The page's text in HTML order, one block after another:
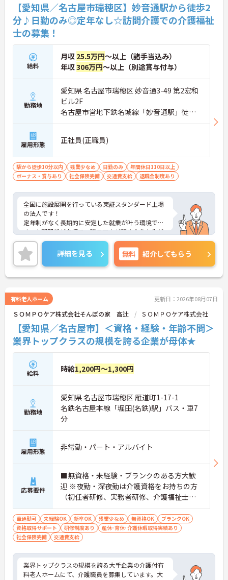
【愛知県／名古屋市瑞穂区】妙音通駅から徒歩2
分♪日勤のみ◎定年なし☆訪問介護での介護福祉
士の募集！
給料
月収 25.5万円～以上（諸手当込み）
年収306万円～以上（別途賞与付与）
勤務地
愛知県 名古屋市瑞穂区 妙音通3-49 第2宏和
ビル2F
名古屋市営地下鉄名城線「妙音通駅」徒歩2
分
雇用形態 正社員(正職員)
駅から徒歩10分以内 残業少なめ 日勤のみ
年間休日110日以上
ボーナス・賞与あり
社会保険完備 交通費支給 退職金制度あり
全国に施設展開を行っている東証スタンダード上場
の法人です！
定年制がなく長期的に安定した就業が叶う環境で
す。人間関係が良好で、職員同士が認め合う文化が
根付いています。
ご興味のある方には、面接対策ポイントなど、さら
に詳細をご案内しますのでお気軽にご相談くださ
い！
詳細を見る 無料 紹介してもらう
有料老人ホーム 更新日：2026年08月07日
ＳＯＭＰＯケア株式会社そんぽの家 高辻 ＳＯＭＰＯケア株式会社
【愛知県／名古屋市】＜資格・経験・年齢不問＞
業界トップクラスの規模を誇る企業が母体★
給料 時給1,200円～1,300円
勤務地
愛知県 名古屋市瑞穂区 雁道町1-17-1
名鉄名古屋本線「堀田(名鉄)駅」バス・車7
分
雇用形態 非常勤・パート・アルバイト
応募要件
■無資格・未経験・ブランクのある方大歓
迎 ※夜勤・深夜勤は介護資格をお持ちの方
（初任者研修、実務者研修、介護福祉士）
■年齢不問（シニア・主婦（夫）・学生
歓迎！）
車通勤可 未経験OK 新卒OK 残業少なめ 無資格OK
ブランクOK
資格取得サポート
研修制度あり
産休･育休･介護休暇取得実績あり
社会保険完備
交通費支給
業界トップクラスの規模を誇る大手企業の介護付有
料老人ホームにて、介護職員を募集しています。大